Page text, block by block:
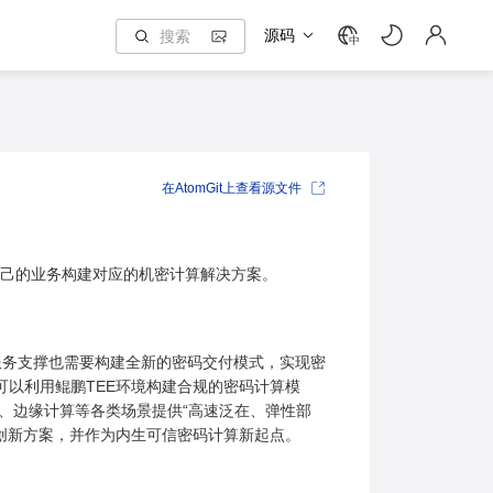
源码 中
业务构建对应的机密计算解决方案。
支撑也需要构建全新的密码交付模式，实现密
利用鲲鹏TEE环境构建合规的密码计算模
边缘计算等各类场景提供“高速泛在、弹性部
方案，并作为内生可信密码计算新起点。
在AtomGit上查看源文件